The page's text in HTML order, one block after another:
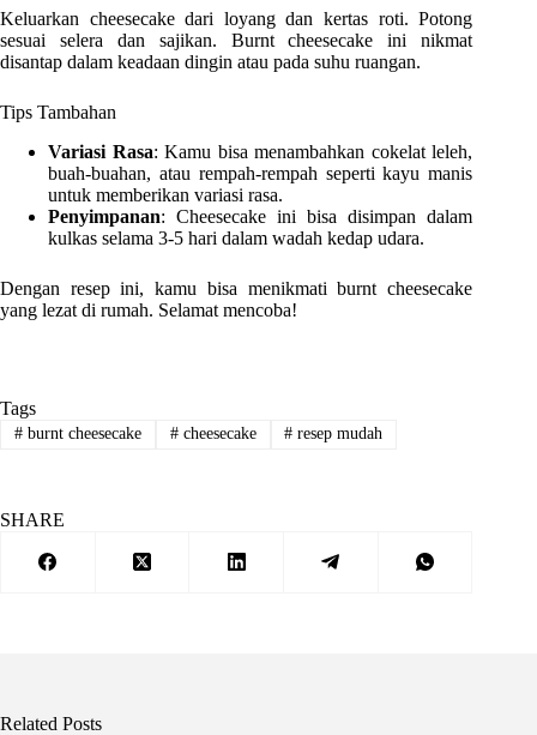
Keluarkan cheesecake dari loyang dan kertas roti. Potong
sesuai selera dan sajikan. Burnt cheesecake ini nikmat
disantap dalam keadaan dingin atau pada suhu ruangan.
Tips Tambahan
Variasi Rasa: Kamu bisa menambahkan cokelat leleh,
buah-buahan, atau rempah-rempah seperti kayu manis
untuk memberikan variasi rasa.
Penyimpanan: Cheesecake ini bisa disimpan dalam
kulkas selama 3-5 hari dalam wadah kedap udara.
Dengan resep ini, kamu bisa menikmati burnt cheesecake
yang lezat di rumah. Selamat mencoba!
Tags
#burnt cheesecake #cheesecake # resep mudah
SHARE
Related Posts